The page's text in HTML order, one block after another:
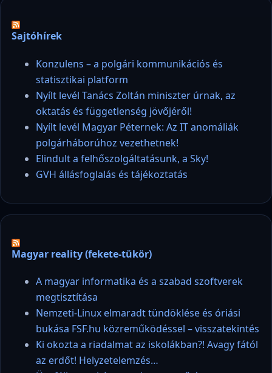
Sajtóhírek
Konzulens – a polgári kommunikációs és
statisztikai platform
Nyílt levél Tanács Zoltán miniszter úrnak, az
oktatás és függetlenség jövőjéről!
Nyílt levél Magyar Péternek: Az IT anomáliák
polgárháborúhoz vezethetnek!
Elindult a felhőszolgáltatásunk, a Sky!
GVH állásfoglalás és tájékoztatás
Magyar reality (fekete-tükör)
A magyar informatika és a szabad szoftverek
megtisztítása
Nemzeti-Linux elmaradt tündöklése és óriási
bukása FSF.hu közreműködéssel – visszatekintés
Ki okozta a riadalmat az iskolákban?! Avagy fától
az erdőt! Helyzetelemzés…